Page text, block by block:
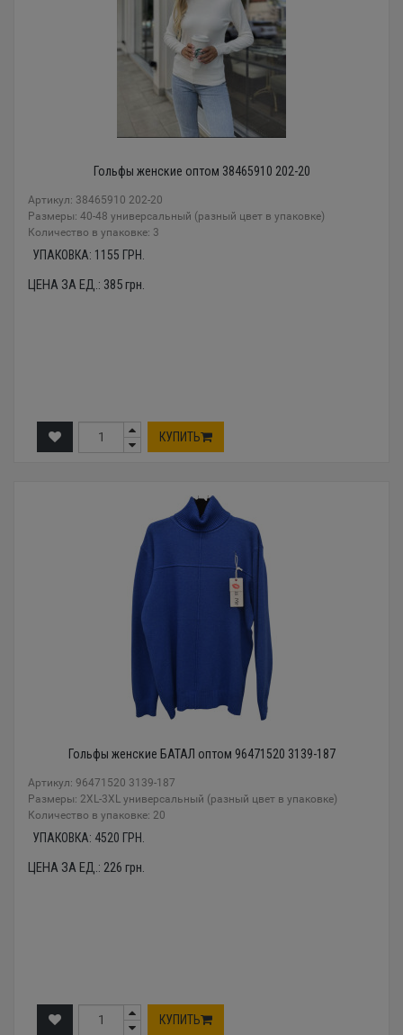
Гольфы женские оптом 38465910 202-20
Артикул: 38465910 202-20
Размеры: 40-48 универсальный (разный цвет в упаковке)
Количество в упаковке: 3
УПАКОВКА: 1155 ГРН.
ЦЕНА ЗА ЕД.: 385грн.
КУПИТЬ
Гольфы женские БАТАЛ оптом 96471520 3139-187
Артикул: 96471520 3139-187
Размеры: 2XL-3XL универсальный (разный цвет в упаковке)
Количество в упаковке: 20
УПАКОВКА: 4520 ГРН.
ЦЕНА ЗА ЕД.: 226 грн.
КУПИТЬ